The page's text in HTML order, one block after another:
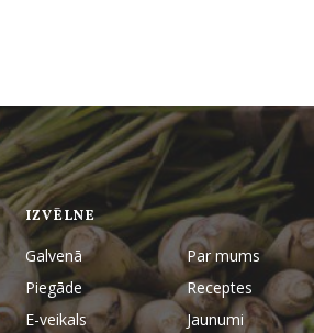
IZVĒLNE
Galvenā
Par mums
Piegāde
Receptes
E-veikals
Jaunumi